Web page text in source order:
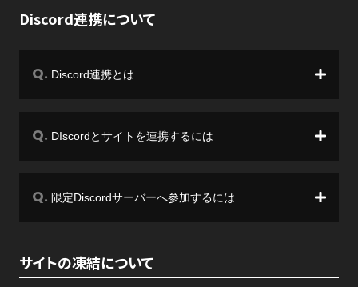
Discord連携について
Discord連携とは
DIscordとサイトを連携するには
限定Discordサーバーへ参加するには
サイトの凍結について